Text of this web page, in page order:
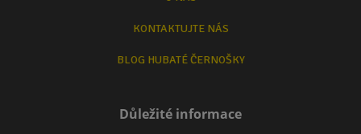
KONTAKTUJTE NÁS
BLOG HUBATÉ ČERNOŠKY
Důležité informace